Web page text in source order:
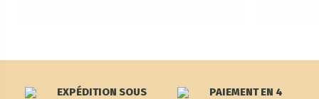
EXPÉDITION SOUS
PAIEMENT EN 4